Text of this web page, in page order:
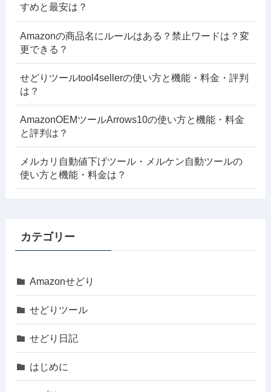
すめと最安は？
Amazonの商品名にルールはある？禁止ワードは？変
更できる？
せどりツールtool4sellerの使い方と機能・料金・評判
は？
AmazonOEMツールArrows10の使い方と機能・料金
と評判は？
メルカリ自動値下げツール・メルケン自動ツールの
使い方と機能・料金は？
カテゴリー
Amazonせどり
せどりツール
せどり日記
はじめに